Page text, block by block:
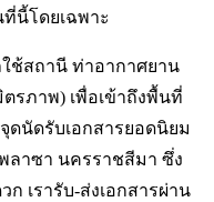
นี้โดยเฉพาะ
ช้สถานี ท่าอากาศยาน
รภาพ) เพื่อเข้าถึงพื้นที่
ดนัดรับเอกสารยอดนิยม
ลาซา นครราชสีมา ซึ่ง
เรารับ-ส่งเอกสารผ่าน